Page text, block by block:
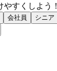
すくしよう！
会社員 シニア